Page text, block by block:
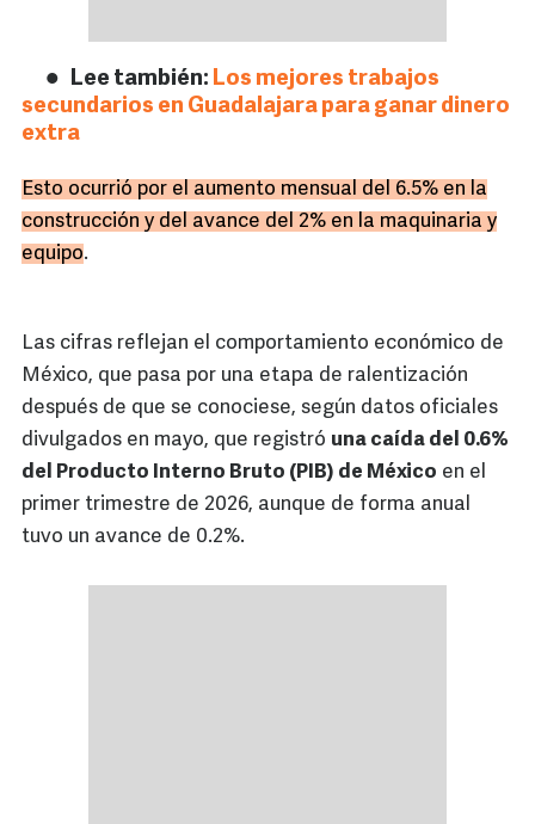
Lee también: Los mejores trabajos
secundarios en Guadalajara para ganar dinero
extra
Esto ocurrió por el aumento mensual del 6.5% en la
construcción y del avance del 2% en la maquinaria y
equipo.
Las cifras reflejan el comportamiento económico de
México, que pasa por una etapa de ralentización
después de que se conociese, según datos oficiales
divulgados en mayo, que registró una caída del 0.6%
del Producto Interno Bruto (PIB) de México en el
primer trimestre de 2026, aunque de forma anual
tuvo un avance de 0.2%.